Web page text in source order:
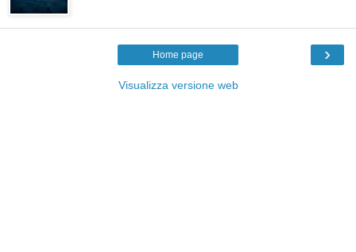
›
Home page
Visualizza versione web